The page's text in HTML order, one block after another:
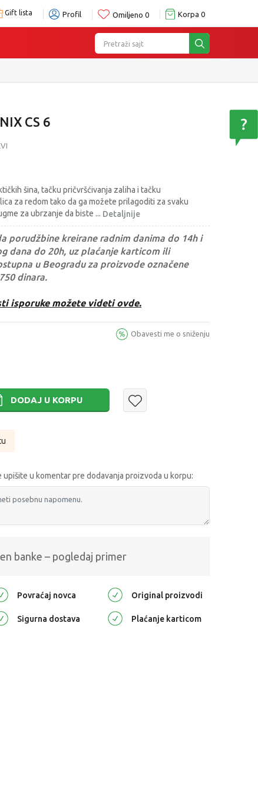
Gift lista Profil Omiljeno 0 Korpa 0
Pretraži sajt
CS 6
šina, tačku pričvršćivanja zaliha i tačku
za redom tako da ga možete prilagoditi za svaku
za ubrzanje da biste ... Detaljnije
porudžbine kreirane radnim danima do 14h i
dana do 20h, uz plaćanje karticom ili
u Beogradu za proizvode označene
dinara.
isporuke možete videti ovde.
Obavesti me o sniženju
DODAJ U KORPU
u komentar pre dodavanja proizvoda u korpu:
banke – pogledaj primer
Povraćaj novca Original proizvodi
Sigurna dostava Plaćanje karticom